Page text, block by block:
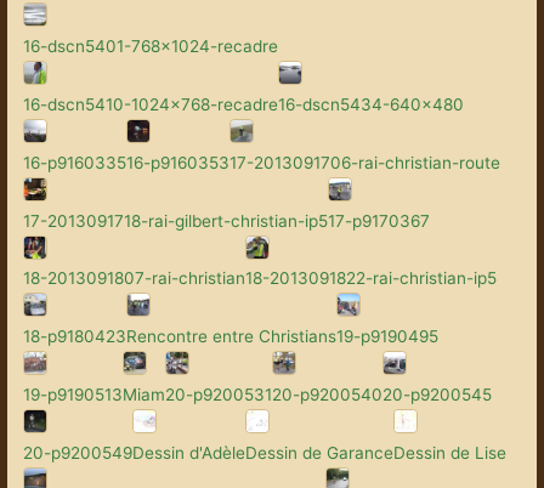
16-dscn5401-768x1024-recadre
16-dscn5410-1024x768-recadre16-dscn5434-640x480
16-p916033516-p916035317-2013091706-rai-christian-route
17-2013091718-rai-gilbert-christian-ip517-p9170367
18-2013091807-rai-christian18-2013091822-rai-christian-ip5
18-p9180423Rencontre entre Christians19-p9190495
19-p9190513Miam20-p920053120-p920054020-p9200545
20-p9200549Dessin d'AdèleDessin de GaranceDessin de Lise